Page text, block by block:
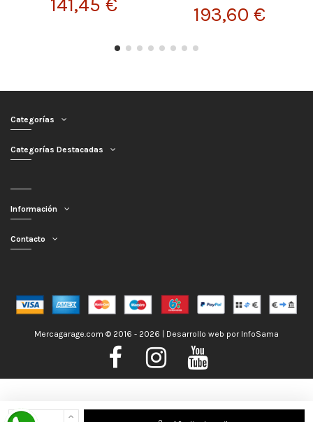
Nos encontramos de Vacaciones, no obstante los pedidos hechos se
193,60 €
Categorías
Categorías Destacadas
Información
Contacto
Mercagarage.com © 2016 - 2026 | Desarrollo web por InfoSama